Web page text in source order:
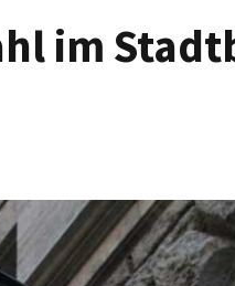
im